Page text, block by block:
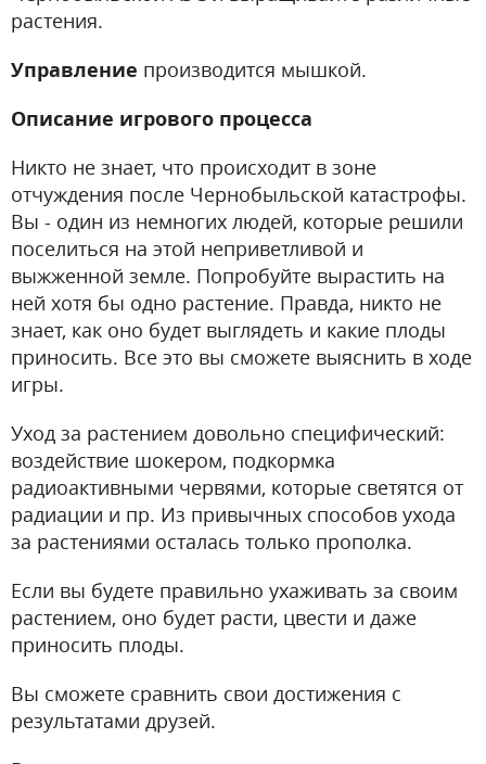
растения.
Управление производится мышкой.
Описание игрового процесса
Никто не знает, что происходит в зоне
отчуждения после Чернобыльской катастрофы.
Вы - один из немногих людей, которые решили
поселиться на этой неприветливой и
выжженной земле. Попробуйте вырастить на
ней хотя бы одно растение. Правда, никто не
знает, как оно будет выглядеть и какие плоды
приносить. Все это вы сможете выяснить в ходе
игры.
Уход за растением довольно специфический:
воздействие шокером, подкормка
радиоактивными червями, которые светятся от
радиации и пр. Из привычных способов ухода
за растениями осталась только прополка.
Если вы будете правильно ухаживать за своим
растением, оно будет расти, цвести и даже
приносить плоды.
Вы сможете сравнить свои достижения с
результатами друзей.